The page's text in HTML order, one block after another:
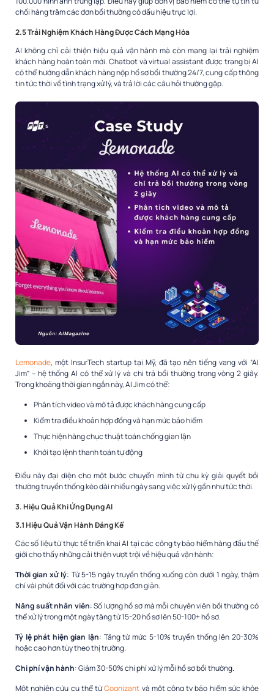
chối hàng trăm các đơn bồi thường có dấu hiệu trục lợi.
2.5 Trải Nghiệm Khách Hàng Được Cách Mạng Hóa
AI không chỉ cải thiện hiệu quả vận hành mà còn mang lại trải nghiệm
khách hàng hoàn toàn mới. Chatbot và virtual assistant được trang bị AI
có thể hướng dẫn khách hàng nộp hồ sơ bồi thường 24/7, cung cấp thông
tin tức thời về tình trạng xử lý, và trả lời các câu hỏi thường gặp.
Lemonade, một InsurTech startup tại Mỹ, đã tạo nên tiếng vang với “AI
Jim” – hệ thống AI có thể xử lý và chi trả bồi thường trong vòng 2 giây.
Trong khoảng thời gian ngắn này, AI Jim có thể:
Phân tích video và mô tả được khách hàng cung cấp
Kiểm tra điều khoản hợp đồng và hạn mức bảo hiểm
Thực hiện hàng chục thuật toán chống gian lận
Khởi tạo lệnh thanh toán tự động
Điều này đại diện cho một bước chuyển mình từ chu kỳ giải quyết bồi
thường truyền thống kéo dài nhiều ngày sang việc xử lý gần như tức thời.
3. Hiệu Quả Khi Ứng Dụng AI
3.1 Hiệu Quả Vận Hành Đáng Kể
Các số liệu từ thực tế triển khai AI tại các công ty bảo hiểm hàng đầu thế
giới cho thấy những cải thiện vượt trội về hiệu quả vận hành:
Thời gian xử lý: Từ 5-15 ngày truyền thống xuống còn dưới 1 ngày, thậm
chí vài phút đối với các trường hợp đơn giản.
Năng suất nhân viên: Số lượng hồ sơ mà mỗi chuyên viên bồi thường có
thể xử lý trong một ngày tăng từ 15-20 hồ sơ lên 50-100+ hồ sơ.
Tỷ lệ phát hiện gian lận: Tăng từ mức 5-10% truyền thống lên 20-30%
hoặc cao hơn tùy theo thị trường.
Chi phí vận hành: Giảm 30-50% chi phí xử lý mỗi hồ sơ bồi thường.
Một nghiên cứu cụ thể từCognizant và một công ty bảo hiểm sức khỏe